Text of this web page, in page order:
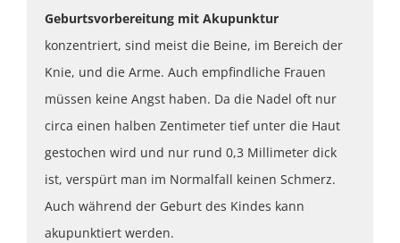
Geburtsvorbereitung mit Akupunktur
konzentriert, sind meist die Beine, im Bereich der
Knie, und die Arme. Auch empfindliche Frauen
müssen keine Angst haben. Da die Nadel oft nur
circa einen halben Zentimeter tief unter die Haut
gestochen wird und nur rund 0,3 Millimeter dick
ist, verspürt man im Normalfall keinen Schmerz.
Auch während der Geburt des Kindes kann
akupunktiert werden.